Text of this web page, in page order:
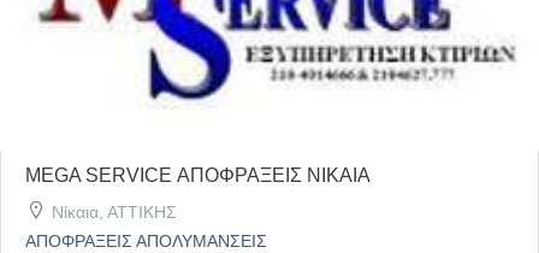
MEGA SERVICE ΑΠΟΦΡΑΞΕΙΣ ΝΙΚΑΙΑ
Νίκαια, ΑΤΤΙΚΗΣ
ΑΠΟΦΡΑΞΕΙΣ ΑΠΟΛΥΜΑΝΣΕΙΣ